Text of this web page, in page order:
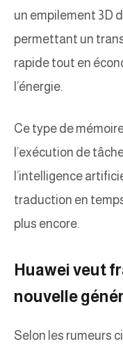
un empilement 3D
permettant un
rapide tout en
l’énergie.
Ce type de
l’exécution de
l’intelligence
traduction en
plus encore.
Huawei veut
nouvelle
Selon les rumeurs